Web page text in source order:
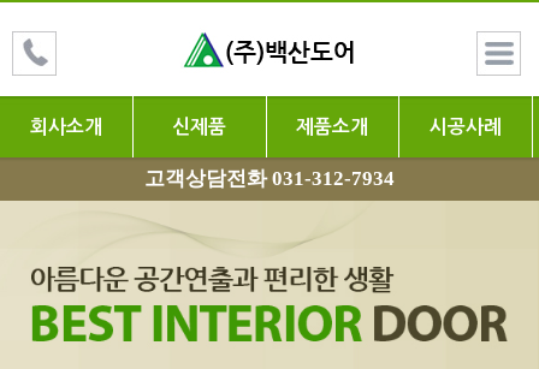
회사소개 신제품 제품소개 시공사례
고객상담전화 031-312-7934